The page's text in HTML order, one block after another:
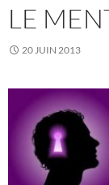
LE
20 JUIN 2013